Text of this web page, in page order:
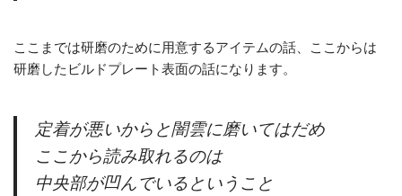
ここまでは研磨のために用意するアイテムの話、ここからは
研磨したビルドプレート表面の話になります。
定着が悪いからと闇雲に磨いてはだめ
ここから読み取れるのは
中央部が凹んでいるということ